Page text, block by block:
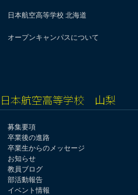
日本航空高等学校 北海道
オープンキャンパスについて
日本航空高等学校 山梨
募集要項
卒業後の進路
卒業生からのメッセージ
お知らせ
教員ブログ
部活動報告
イベント情報